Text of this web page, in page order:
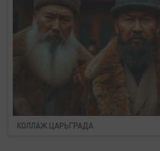
КОЛЛАЖ ЦАРЬГРАДА